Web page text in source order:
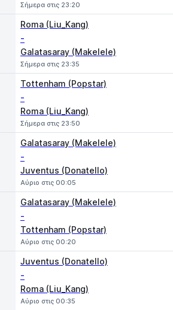
Σήμερα στις 23:20
Roma (Liu_Kang)
-
Galatasaray (Makelele)
Σήμερα στις 23:35
Tottenham (Popstar)
-
Roma (Liu_Kang)
Σήμερα στις 23:50
Galatasaray (Makelele)
-
Juventus (Donatello)
Αύριο στις 00:05
Galatasaray (Makelele)
-
Tottenham (Popstar)
Αύριο στις 00:20
Juventus (Donatello)
-
Roma (Liu_Kang)
Αύριο στις 00:35